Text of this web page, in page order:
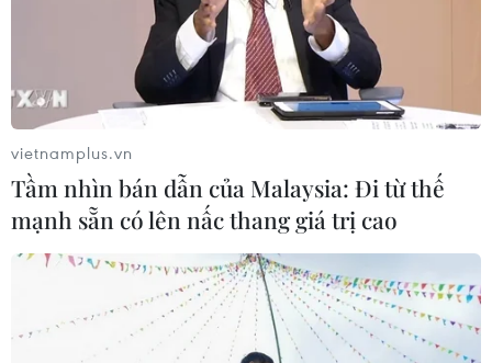
Sau 14 năm, "Gangnam Style" lập kỷ
lục 6 tỷ lượt xem trên YouTube
20/07/2026 03:03
Huế sắp tổ chức Lễ hội Âm nhạc & Di
sản quốc tế quy mô lớn nhất từ trước
đến nay
16/07/2026 07:48
vietnamplus.vn
Tầm nhìn bán dẫn của Malaysia: Đi từ thế
mạnh sẵn có lên nấc thang giá trị cao